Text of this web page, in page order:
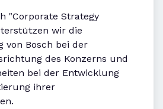
"Corporate Strategy
wir die
von Bosch bei der
des Konzerns und
bei der Entwicklung
ihrer